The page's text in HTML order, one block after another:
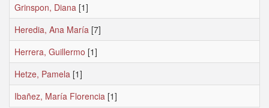
Grinspon, Diana [1]
Heredia, Ana María [7]
Herrera, Guillermo [1]
Hetze, Pamela [1]
Ibañez, María Florencia [1]